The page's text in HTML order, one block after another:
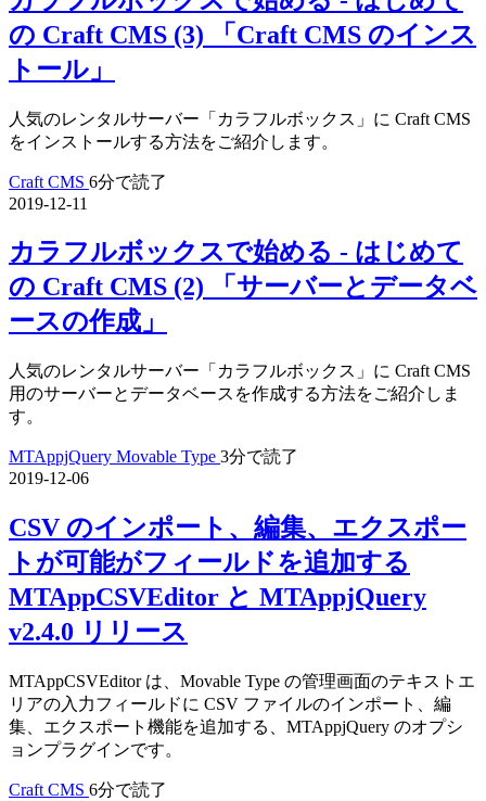
の Craft CMS (3) 「Craft CMS のインス
トール」
人気のレンタルサーバー「カラフルボックス」に Craft CMS
をインストールする方法をご紹介します。
Craft CMS 6分で読了
2019-12-11
カラフルボックスで始める - はじめて
の Craft CMS (2) 「サーバーとデータベ
ースの作成」
人気のレンタルサーバー「カラフルボックス」に Craft CMS
用のサーバーとデータベースを作成する方法をご紹介しま
す。
MTAppjQuery Movable Type 3分で読了
2019-12-06
CSV のインポート、編集、エクスポー
トが可能がフィールドを追加する
MTAppCSVEditor と MTAppjQuery
v2.4.0 リリース
MTAppCSVEditor は、Movable Type の管理画面のテキストエ
リアの入力フィールドに CSV ファイルのインポート、編
集、エクスポート機能を追加する、MTAppjQuery のオプシ
ョンプラグインです。
Craft CMS 6分で読了